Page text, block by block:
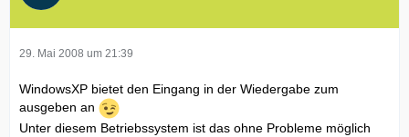
29. Mai 2008 um 21:39
WindowsXP bietet den Eingang in der Wiedergabe zum
ausgeben an
Unter diesem Betriebssystem ist das ohne Probleme möglich